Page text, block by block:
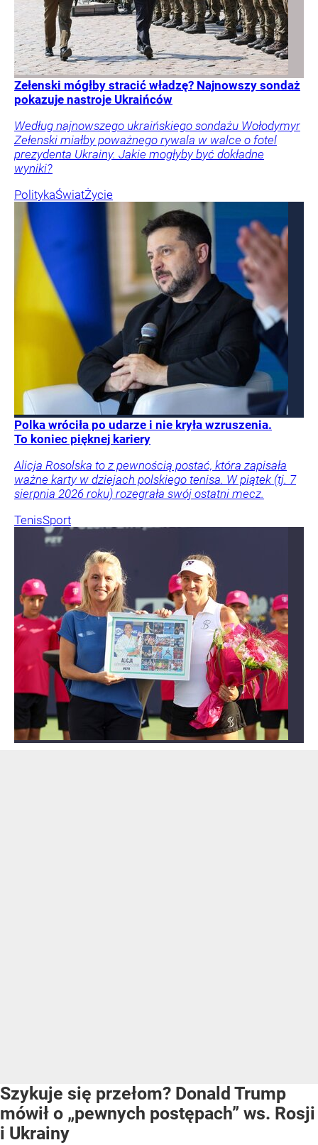
Zełenski mógłby stracić władzę? Najnowszy sondaż
pokazuje nastroje Ukraińców
Według najnowszego ukraińskiego sondażu Wołodymyr
Zełenski miałby poważnego rywala w walce o fotel
prezydenta Ukrainy. Jakie mogłyby być dokładne
wyniki?
PolitykaŚwiatŻycie
Polka wróciła po udarze i nie kryła wzruszenia.
To koniec pięknej kariery
Alicja Rosolska to z pewnością postać, która zapisała
ważne karty w dziejach polskiego tenisa. W piątek (tj. 7
sierpnia 2026 roku) rozegrała swój ostatni mecz.
TenisSport
Szykuje się przełom? Donald Trump
mówił o „pewnych postępach” ws. Rosji
i Ukrainy